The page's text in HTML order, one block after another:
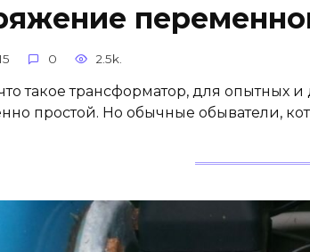
0 2.5k.
такое трансформатор, для опытных
простой. Но обычные обыватели,